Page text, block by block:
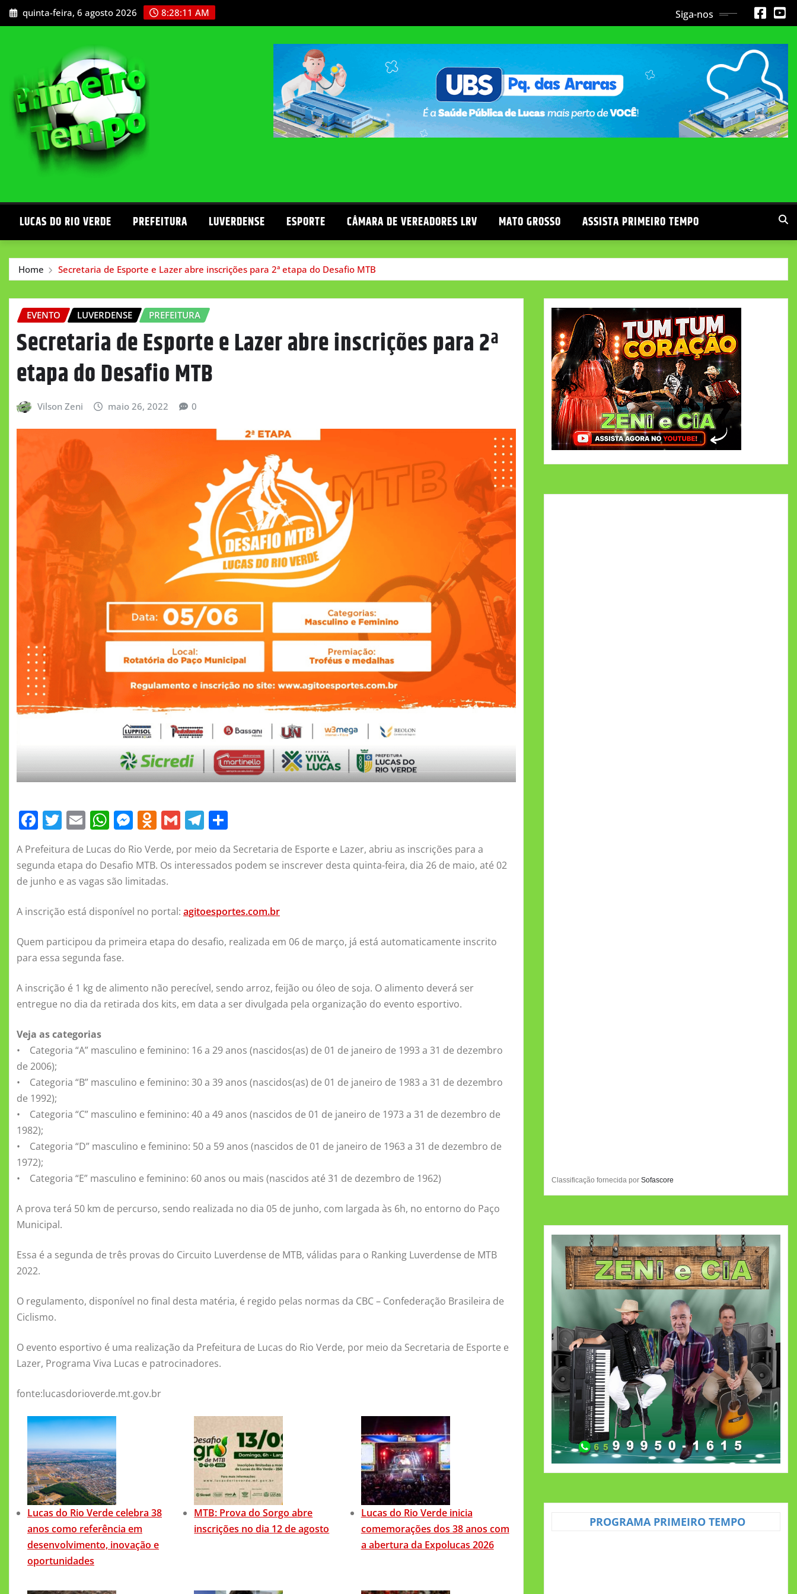
Skip
to
quinta-feira, 6 agosto 2026 8:28:12 AM Siga-nos
LUCAS DO RIO VERDE PREFEITURA LUVERDENSE ESPORTE CÂMARA DE VEREADORES LRV MATO GROSSO ASSISTA PRIMEIRO TEMPO
Home Secretaria de Esporte e Lazer abre inscrições para 2ª etapa do Desafio MTB
EVENTO LUVERDENSE PREFEITURA
Secretaria de Esporte e Lazer abre inscrições para 2ª
etapa do Desafio MTB
Vilson Zeni maio 26, 2022 0
F
a
c
e
o
o
k
T
w
it
te
E
m
ai
l
W
h
at
s
p
p
M
e
ss
e
g
er
O
d
n
o
a
ss
ni
G
ai
l
T
el
e
gr
m
h
a
re
A Prefeitura de Lucas do Rio Verde, por meio da Secretaria de Esporte e Lazer, abriu as inscrições para a
segunda etapa do Desafio MTB. Os interessados podem se inscrever desta quinta-feira, dia 26 de maio, até 02
de junho e as vagas são limitadas.
A inscrição está disponível no portal: agitoesportes.com.br
Quem participou da primeira etapa do desafio, realizada em 06 de março, já está automaticamente inscrito
para essa segunda fase.
A inscrição é 1 kg de alimento não perecível, sendo arroz, feijão ou óleo de soja. O alimento deverá ser
entregue no dia da retirada dos kits, em data a ser divulgada pela organização do evento esportivo.
Veja as categorias
• Categoria “A” masculino e feminino: 16 a 29 anos (nascidos(as) de 01 de janeiro de 1993 a 31 de dezembro
de 2006);
• Categoria “B” masculino e feminino: 30 a 39 anos (nascidos(as) de 01 de janeiro de 1983 a 31 de dezembro
de 1992);
• Categoria “C” masculino e feminino: 40 a 49 anos (nascidos de 01 de janeiro de 1973 a 31 de dezembro de
1982);
• Categoria “D” masculino e feminino: 50 a 59 anos (nascidos de 01 de janeiro de 1963 a 31 de dezembro de
1972);
• Categoria “E” masculino e feminino: 60 anos ou mais (nascidos até 31 de dezembro de 1962)
A prova terá 50 km de percurso, sendo realizada no dia 05 de junho, com largada às 6h, no entorno do Paço
Municipal.
Essa é a segunda de três provas do Circuito Luverdense de MTB, válidas para o Ranking Luverdense de MTB
2022.
O regulamento, disponível no final desta matéria, é regido pelas normas da CBC – Confederação Brasileira de
Ciclismo.
O evento esportivo é uma realização da Prefeitura de Lucas do Rio Verde, por meio da Secretaria de Esporte e
Lazer, Programa Viva Lucas e patrocinadores.
fonte:lucasdorioverde.mt.gov.br
Lucas do Rio Verde celebra 38
anos como referência em
desenvolvimento, inovação e
oportunidades
MTB: Prova do Sorgo abre
inscrições no dia 12 de agosto
Lucas do Rio Verde inicia
comemorações dos 38 anos com
a abertura da Expolucas 2026
Classificação fornecida por Sofascore
PROGRAMA PRIMEIRO TEMPO